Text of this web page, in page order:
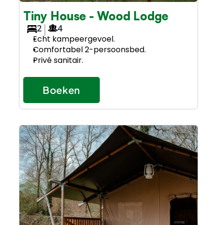
Tiny House - Wood Lodge
2| 4
Echt kampeergevoel.
Comfortabel 2-persoonsbed.
Privé sanitair.
Boeken